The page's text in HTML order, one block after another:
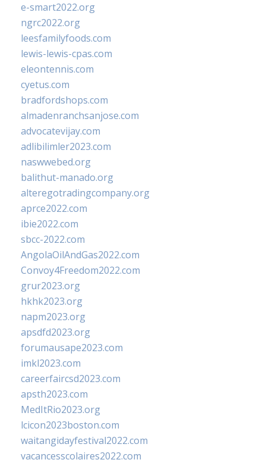
e-smart2022.org
ngrc2022.org
leesfamilyfoods.com
lewis-lewis-cpas.com
eleontennis.com
cyetus.com
bradfordshops.com
almadenranchsanjose.com
advocatevijay.com
adlibilimler2023.com
naswwebed.org
balithut-manado.org
alteregotradingcompany.org
aprce2022.com
ibie2022.com
sbcc-2022.com
AngolaOilAndGas2022.com
Convoy4Freedom2022.com
grur2023.org
hkhk2023.org
napm2023.org
apsdfd2023.org
forumausape2023.com
imkl2023.com
careerfaircsd2023.com
apsth2023.com
MedItRio2023.org
lcicon2023boston.com
waitangidayfestival2022.com
vacancesscolaires2022.com